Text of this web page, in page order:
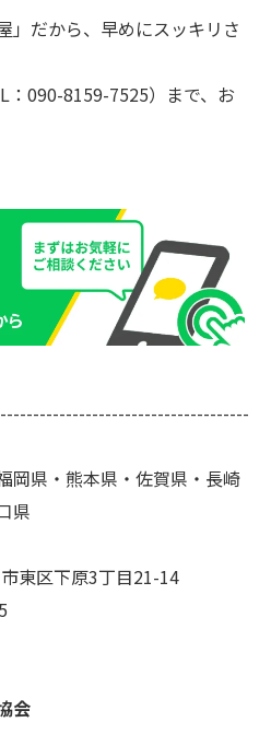
」だから、早めにスッキリさ
：090-8159-7525）まで、お
岡県・熊本県・佐賀県・長崎
県
東区下原3丁目21-14
会